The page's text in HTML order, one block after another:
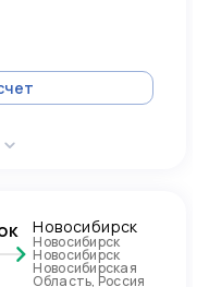
Новосибирск
Новосибирск
Новосибирск
Новосибирская
Область, Россия